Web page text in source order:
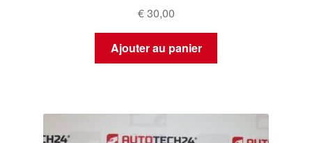
€30,00
Ajouter au panier